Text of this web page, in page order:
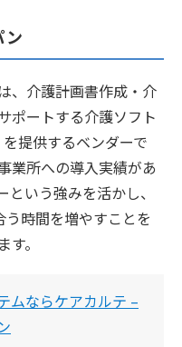
ン
、介護計画書作成・介
ポートする介護ソフト
を提供するベンダーで
業所への導入実績があ
いう強みを活かし、
時間を増やすことを
。
ムならケアカルテ –